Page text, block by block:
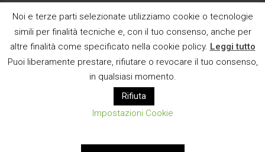
CI TROVI ANCHE SU
E MAIL
Noi e terze parti selezionate utilizziamo cookie o tecnologie
simili per finalità tecniche e, con il tuo consenso, anche per
altre finalità come specificato nella cookie policy. Leggi tutto
Puoi liberamente prestare, rifiutare o revocare il tuo consenso,
in qualsiasi momento.
Rifiuta
Impostazioni Cookie